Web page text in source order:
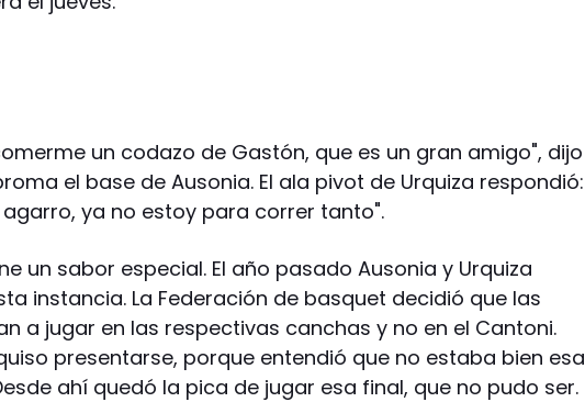
un codazo de Gastón, que es un gran amigo", dijo
el base de Ausonia. El ala pivot de Urquiza respondió:
agarro, ya no estoy para correr tanto".
un sabor especial. El año pasado Ausonia y Urquiza
instancia. La Federación de basquet decidió que las
a jugar en las respectivas canchas y no en el Cantoni.
presentarse, porque entendió que no estaba bien esa
ahí quedó la pica de jugar esa final, que no pudo ser.